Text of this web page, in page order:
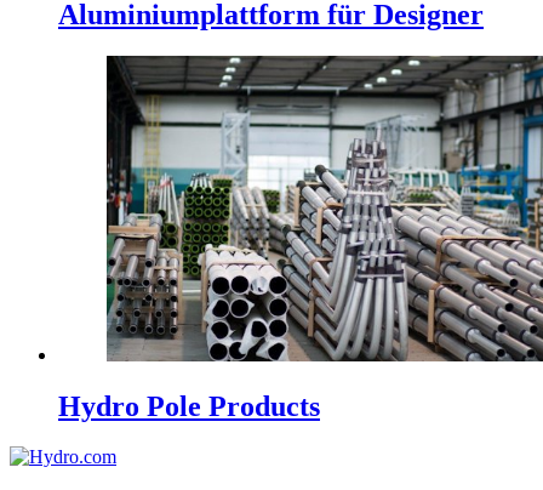
Aluminiumplattform für Designer
Hydro Pole Products